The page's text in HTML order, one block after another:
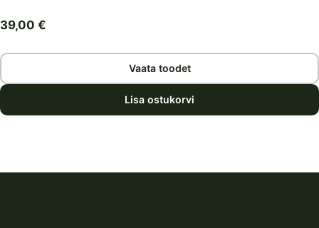
39,00 €
Vaata toodet
Lisa ostukorvi